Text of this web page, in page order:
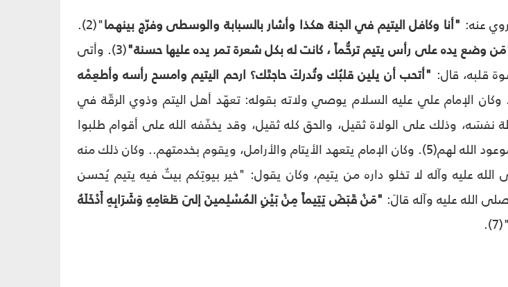
عنه: "أنا وكافل اليتيم في الجنة هكذا وأشار بالسبابة والوسطى وفرّج بينهما
"(2).
وضع يده على رأس يتيم ترحُّماً ، كانت له بكل شعرة تمر يده عليها حسنة"
(3). وأتى
قلبه، قال: "أتحب أن يلين قلبُك وتُدركَ حاجتَك؟ ارحم اليتيم وامسح رأسه وأطعِمْه
وكان الإمام علي عليه السلام يوصي ولاته بقوله: تعهّد أهل اليتم وذوي الرقّة في
وذلك على الولاة ثقيل، والحق كله ثقيل، وقد يخفّفه الله على أقوام طلبوا
العافية فصبّروا أنفسهم، ووثقوا بصدق موعود الله لهم(5). وكان الإمام يتعهد الأيتام والأرامل، ويقوم بخدمتهم.. وكان ذلك منه
عليه وآله لا تخلو داره من يتيم، وكان يقول: "خير بيوتِكم بيتٌ فيه يتيم يُحسن
"مَنْ قَبَضَ يَتِيماً مِنْ بَيْنِ المُسْلِمينَ إلىَ طَعَامِهِ وَشَرَابِهِ أَدْخَلَهُ
"(7).